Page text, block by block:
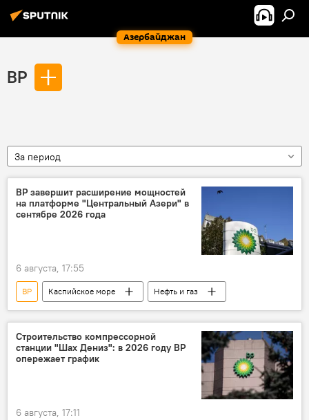
Азербайджан
BP
За период
BP завершит расширение мощностей
на платформе "Центральный Азери" в
сентябре 2026 года
6 августа, 17:55
BP Каспийское море Нефть и газ
Строительство компрессорной
станции "Шах Дениз": в 2026 году BP
опережает график
6 августа, 17:11